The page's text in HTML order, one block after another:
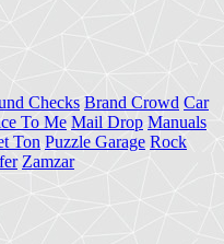
Checks Brand Crowd Car
To Me Mail Drop Manuals
Ton Puzzle Garage Rock
Zamzar